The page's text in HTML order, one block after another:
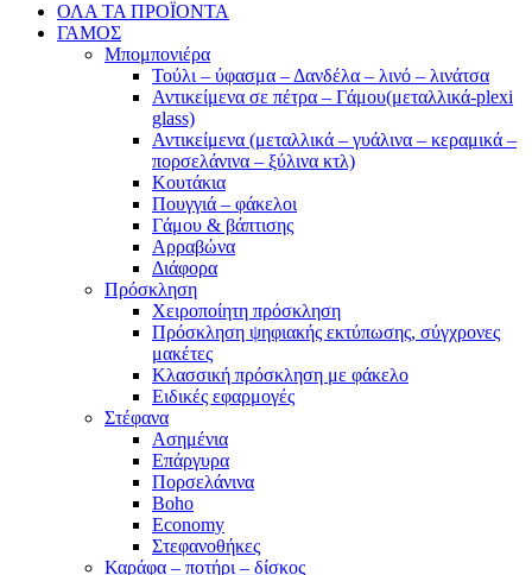
ΟΛΑ ΤΑ ΠΡΟΪΟΝΤΑ
ΓΑΜΟΣ
Μπομπονιέρα
Τούλι – ύφασμα – Δανδέλα – λινό – λινάτσα
Αντικείμενα σε πέτρα – Γάμου(μεταλλικά-plexi
glass)
Αντικείμενα (μεταλλικά – γυάλινα – κεραμικά –
πορσελάνινα – ξύλινα κτλ)
Κουτάκια
Πουγγιά – φάκελοι
Γάμου & βάπτισης
Αρραβώνα
Διάφορα
Πρόσκληση
Χειροποίητη πρόσκληση
Πρόσκληση ψηφιακής εκτύπωσης, σύγχρονες
μακέτες
Κλασσική πρόσκληση με φάκελο
Ειδικές εφαρμογές
Στέφανα
Ασημένια
Επάργυρα
Πορσελάνινα
Boho
Economy
Στεφανοθήκες
Καράφα – ποτήρι – δίσκος